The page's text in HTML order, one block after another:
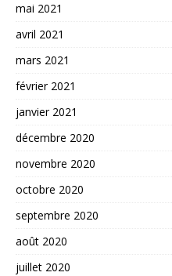
mai 2021
avril 2021
mars 2021
février 2021
janvier 2021
décembre 2020
novembre 2020
octobre 2020
septembre 2020
août 2020
juillet 2020